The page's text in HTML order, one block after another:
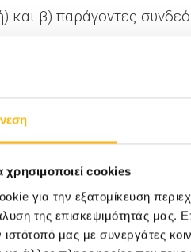
χρησιμοποιεί cookies
για την εξατομίκευση
της επισκεψιμότητάς
ιστότοπό μας με συνεργάτες
β) παράγοντες
χρώμα δέρματος,
το οικογενειακό
φαίνεται ότι είναι ο
έκθεση στον
κίνδυνο εμφάνισης
φαίνεται να είναι